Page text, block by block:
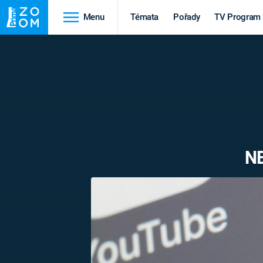
Menu Témata Pořady TV Program
STAROVĚKÝ EGYPT
Výročí